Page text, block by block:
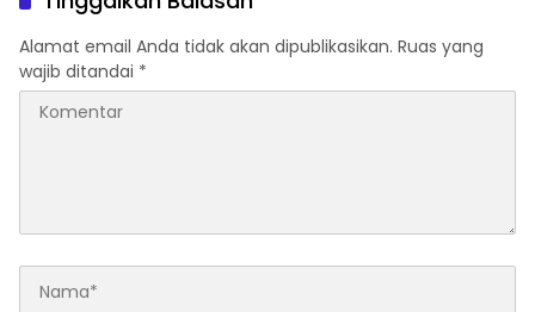
Alamat email Anda tidak akan dipublikasikan. Ruas yang
wajib ditandai *